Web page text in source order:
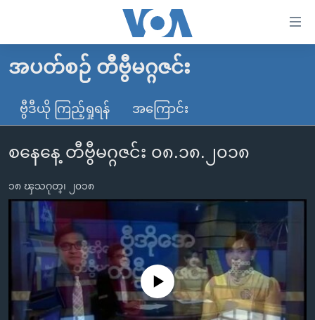
လွယ်ကူ
သည့်
များ
ပင်မ
အကြောင်းအရာ
ကျော်
ပင်မ
မူလစာမျက်နှာ
မြန်မာ
ကမ္ဘာ့သတင်းများ
နိုင်ငံတကာ
တရုတ်
အစ္စရေး-ပါလက်စတိုင်း
ဗွီဒီယို
ရပ်ဝန်းတခု လမ်းတခု အလွန်
အင်္ဂလိပ်စာလေ့လာမယ်
အမေရိကန်သုံးအီဒီယံ
မကြေးမုံရဲ့ အင်္ဂလိပ်စာ
ရုပ်ရှင်ထဲက အင်္ဂလိပ်စာ
အပတ်စဉ်ကဏ္ဍများ
ရေဒီယို
တီဗွီ
ရေဒီယိုနှင့်ရုပ်သံ အချက်အလက်များ
ရေဒီယို/တီဗွီအစီအစဉ်
အပတ်စဉ် တီဗွီမဂ္ဂဇင်း
ဗွီဒီယို ကြည့်ရှုရန် အကြောင်း
စနေနေ့ တီဗွီမဂ္ဂဇင်း ၀၈.၁၈.၂၀၁၈
၁၈ ၾသဂုတ္၊ ၂၀၁၈
No media source currently available